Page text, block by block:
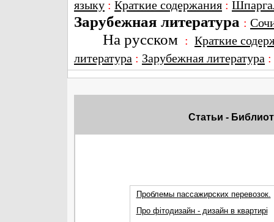
языку : Краткие содержания :
Зарубежная литература :
На русском : Краткие
литература : Зарубежная литература
Статьи -
Проблемы пассажирских перевозок.
Про фітодизайн - дизайн в квартирі